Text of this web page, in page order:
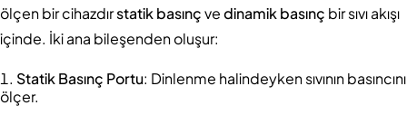
ölçen bir cihazdırstatik basınçvedinamik basınç bir sıvı akışı
içinde. İki ana bileşenden oluşur:
Statik Basınç Portu: Dinlenme halindeyken sıvının basıncını
ölçer.